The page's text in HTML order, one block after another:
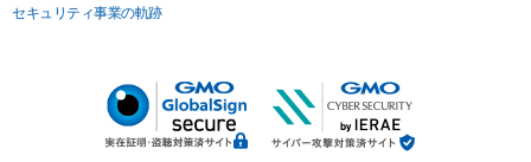
セキュリティ事業の軌跡